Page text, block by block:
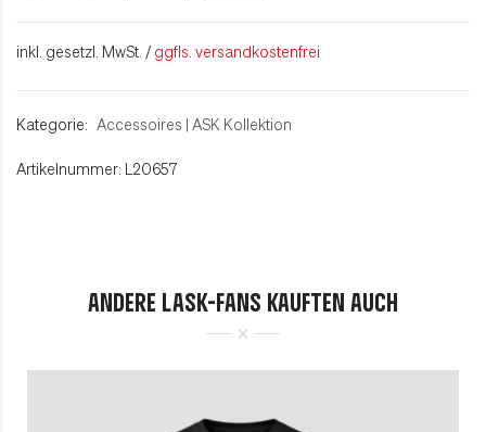
inkl. gesetzl. MwSt. / ggfls. versandkostenfrei
Kategorie: Accessoires | ASK Kollektion
Artikelnummer: L20657
ANDERE LASK-FANS KAUFTEN AUCH